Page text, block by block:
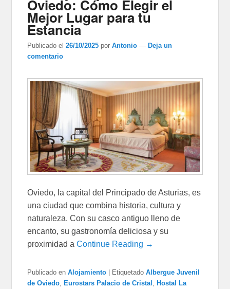
Oviedo: Cómo Elegir el
Mejor Lugar para tu
Estancia
Publicado el 26/10/2025 porAntonio —Deja un
comentario
Oviedo, la capital del Principado de Asturias, es
una ciudad que combina historia, cultura y
naturaleza. Con su casco antiguo lleno de
encanto, su gastronomía deliciosa y su
proximidad aContinue Reading →
Publicado en Alojamiento Etiquetado Albergue Juvenil
de Oviedo
Eurostars Palacio de Cristal
Hostal La